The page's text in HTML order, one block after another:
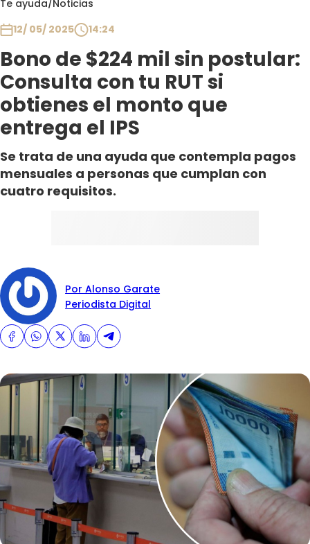
Te ayuda/Noticias
12/ 05/ 2025
14:24
Bono de $224 mil sin postular:
Consulta con tu RUT si
obtienes el monto que
entrega el IPS
Se trata de una ayuda que contempla pagos
mensuales a personas que cumplan con
cuatro requisitos.
Por Alonso Garate
Periodista Digital
Club De La Comedia
Contigo en Directo
Plan Perfecto
El Tiempo
Sabingo
Todos Los Programas